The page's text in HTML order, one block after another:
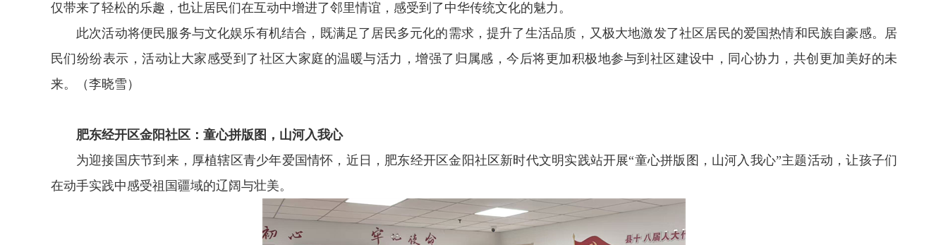
仅带来了轻松的乐趣，也让居民们在互动中增进了邻里情谊，感受到了中华传统文化的魅力。
此次活动将便民服务与文化娱乐有机结合，既满足了居民多元化的需求，提升了生活品质，又极大地激发了社区居民的爱国热情和民族自豪感。居
民们纷纷表示，活动让大家感受到了社区大家庭的温暖与活力，增强了归属感，今后将更加积极地参与到社区建设中，同心协力，共创更加美好的未
来。（李晓雪）
肥东经开区金阳社区：童心拼版图，山河入我心
为迎接国庆节到来，厚植辖区青少年爱国情怀，近日，肥东经开区金阳社区新时代文明实践站开展“童心拼版图，山河入我心”主题活动，让孩子们
在动手实践中感受祖国疆域的辽阔与壮美。